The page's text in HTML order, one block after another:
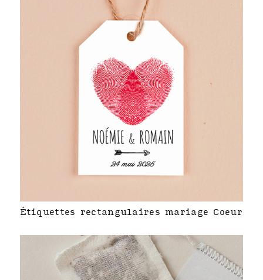
Étiquettes rectangulaires mariage Coeur